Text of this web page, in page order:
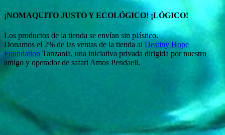
¡NOMAQUITO JUSTO Y ECOLÓGICO! ¡LÓGICO!
Los productos de la tienda se envían sin plástico.
Donamos el 2% de las ventas de la tienda al Destiny Hope
Foundation Tanzania, una iniciativa privada dirigida por nuestro
amigo y operador de safari Amos Pendaeli.